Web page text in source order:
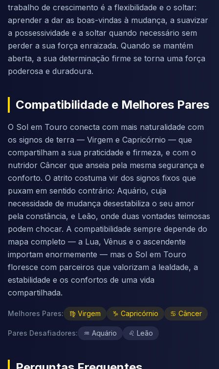
trabalho de crescimento é a flexibilidade e o soltar:
aprender a dar as boas-vindas à mudança, a suavizar
a possessividade e a soltar quando necessário sem
perder a sua força enraizada. Quando se mantém
aberta, a sua determinação firme se torna uma força
poderosa e duradoura.
Compatibilidade e Melhores Pares
O Sol em Touro conecta com mais naturalidade com
os signos de terra — Virgem e Capricórnio — que
compartilham a sua praticidade e firmeza, e com o
nutridor Câncer que anseia pela mesma segurança e
conforto. O atrito costuma vir dos signos fixos que
puxam em sentido contrário: Aquário, cuja
necessidade de mudança desestabiliza o seu amor
pela constância, e Leão, onde duas vontades teimosas
podem chocar. A compatibilidade sempre depende do
mapa completo — a Lua, Vênus e o ascendente
importam enormemente — mas o Sol em Touro
floresce com parceiros que valorizam a lealdade, a
estabilidade e os confortos de uma vida
compartilhada.
Melhores Pares: ♍ Virgem ♑ Capricórnio ♋ Câncer
Pares Desafiadores: ♒ Aquário ♌ Leão